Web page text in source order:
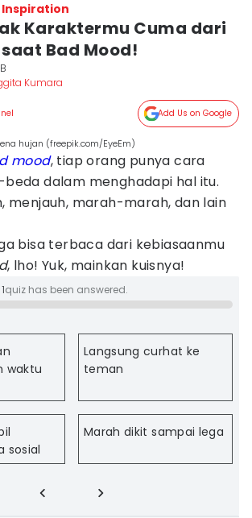
Inspiration
Karaktermu Cuma dari
Bad Mood!
Kumara
Add Us on Google
hujan (freepik.com/EyeEm)
mood, tiap orang punya cara
dalam menghadapi hal itu.
menjauh, marah-marah, dan lain
bisa terbaca dari kebiasaanmu
, lho! Yuk, mainkan kuisnya!
1quiz has been answered.
waktu
Langsung curhat ke
teman
sosial
Marah dikit sampai lega